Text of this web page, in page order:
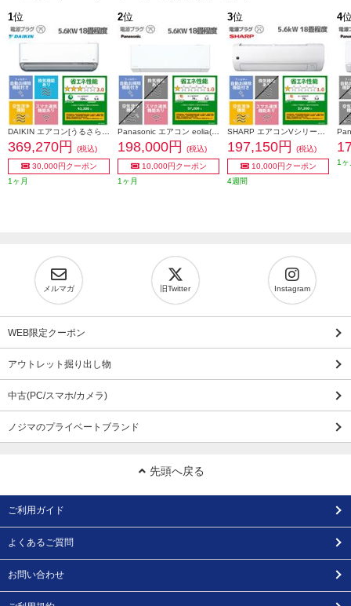
1位
369,270円
(税込)
30,000円クーポン
1ヶ月
2位
198,000円
(税込)
10,000円クーポン
1ヶ月
3位
197,150円
(税込)
10,000円クーポン
4週間
4
1ヶ
メルマガ 旧Twitter Instagram
WEB限定クーポン
アウトレット掘り出し物
中古(PC/スマホ/カメラ)
ノジマのプライベートブランド
先頭へ戻る
ご利用ガイド
よくあるご質問
お問い合わせ